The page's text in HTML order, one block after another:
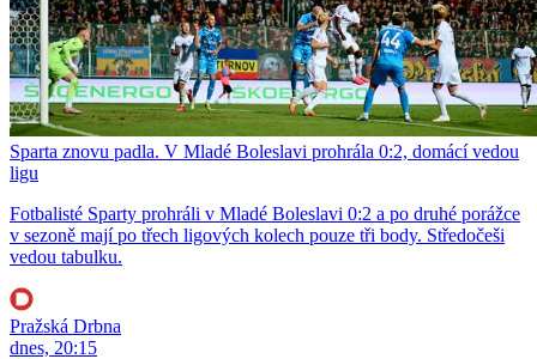
Sparta znovu padla. V Mladé Boleslavi prohrála 0:2, domácí vedou
ligu
Fotbalisté Sparty prohráli v Mladé Boleslavi 0:2 a po druhé porážce
v sezoně mají po třech ligových kolech pouze tři body. Středočeši
vedou tabulku.
Pražská Drbna
dnes, 20:15